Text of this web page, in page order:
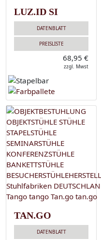
LUZ.ID SI
DATENBLATT
PREISLISTE
68,95 €
zzgl. Mwst
TAN.GO
DATENBLATT